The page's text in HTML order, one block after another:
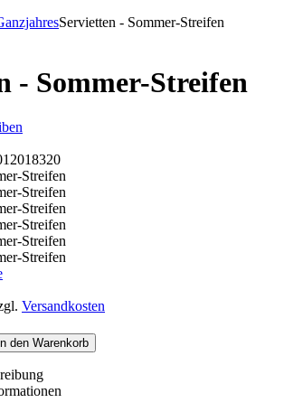
Servietten - Sommer-Streifen
- Sommer-Streifen
Versandkosten
In den Warenkorb